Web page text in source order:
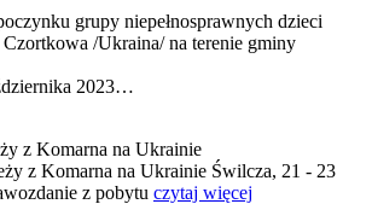
grupy niepełnosprawnych dzieci
/Ukraina/ na terenie gminy
2023…
z Komarna na Ukrainie
z Komarna na Ukrainie Świlcza, 21 - 23
z pobytu czytaj więcej